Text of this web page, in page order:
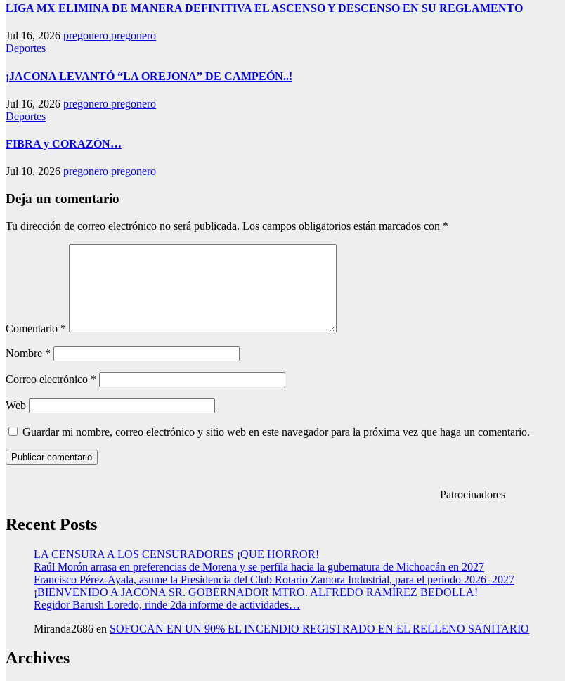
LIGA MX ELIMINA DE MANERA DEFINITIVA EL ASCENSO Y DESCENSO EN SU REGLAMENTO
Jul 16, 2026 pregonero pregonero
Deportes
¡JACONA LEVANTÓ “LA OREJONA” DE CAMPEÓN..!
Jul 16, 2026 pregonero pregonero
Deportes
FIBRA y CORAZÓN…
Jul 10, 2026 pregonero pregonero
Deja un comentario
Tu dirección de correo electrónico no será publicada. Los campos obligatorios están marcados con *
Comentario *
Nombre *
Correo electrónico *
Web
Guardar mi nombre, correo electrónico y sitio web en este navegador para la próxima vez que haga un comentario.
Patrocinadores
Recent Posts
LA CENSURA A LOS CENSURADORES ¡QUE HORROR!
Raúl Morón arrasa en preferencias de Morena y se perfila hacia la gubernatura de Michoacán en 2027
Francisco Pérez-Ayala, asume la Presidencia del Club Rotario Zamora Industrial, para el periodo 2026–2027
¡BIENVENIDO A JACONA SR. GOBERNADOR MTRO. ALFREDO RAMÍREZ BEDOLLA!
Regidor Barush Loredo, rinde 2da informe de actividades…
Miranda2686 en SOFOCAN EN UN 90% EL INCENDIO REGISTRADO EN EL RELLENO SANITARIO
Archives